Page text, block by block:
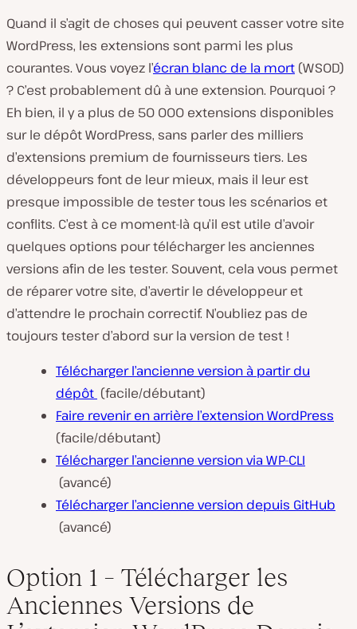
Quand il s’agit de choses qui peuvent casser votre site
WordPress, les extensions sont parmi les plus
courantes. Vous voyez l’écran blanc de la mort (WSOD)
? C’est probablement dû à une extension. Pourquoi ?
Eh bien, il y a plus de 50 000 extensions disponibles
sur le dépôt WordPress, sans parler des milliers
d’extensions premium de fournisseurs tiers. Les
développeurs font de leur mieux, mais il leur est
presque impossible de tester tous les scénarios et
conflits. C’est à ce moment-là qu’il est utile d’avoir
quelques options pour télécharger les anciennes
versions afin de les tester. Souvent, cela vous permet
de réparer votre site, d’avertir le développeur et
d’attendre le prochain correctif. N’oubliez pas de
toujours tester d’abord sur la version de test !
Télécharger l’ancienne version à partir du
dépôt (facile/débutant)
Faire revenir en arrière l’extension WordPress
(facile/débutant)
Télécharger l’ancienne version via WP-CLI
(avancé)
Télécharger l’ancienne version depuis GitHub
(avancé)
Option 1 – Télécharger les
Anciennes Versions de